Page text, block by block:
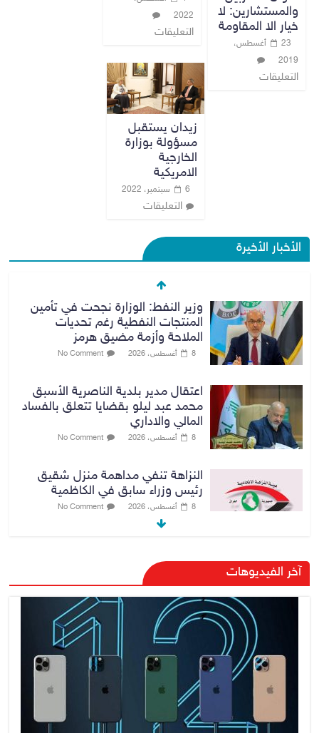
والمستشارين: لا
خيار الا المقاومة
23 أغسطس،
2019
التعليقات
2022
التعليقات
زيدان يستقبل
مسؤولة بوزارة
الخارجية
الامريكية
6 سبتمبر، 2022
التعليقات
الأخبار الأخيرة
وزير النفط: الوزارة نجحت في تأمين
المنتجات النفطية رغم تحديات
الملاحة وأزمة مضيق هرمز
8 أغسطس، 2026 No Comment
اعتقال مدير بلدية الناصرية الأسبق
محمد عبد ليلو بقضايا تتعلق بالفساد
المالي والاداري
8 أغسطس، 2026 No Comment
النزاهة تنفي مداهمة منزل شقيق
رئيس وزراء سابق في الكاظمية
8 أغسطس، 2026 No Comment
بارزاني ينفي ما يشاع عن وجود
عسكري أمريكي في بعض قواعد
الإقليم
8 أغسطس، 2026 No Comment
الدخيل يتابع ميدانياً سير العمل في
المشاريع الاستراتيجية بالموصل
ويشدد على ضرورة إنجازها
8 أغسطس، 2026
آخر الفيديوهات